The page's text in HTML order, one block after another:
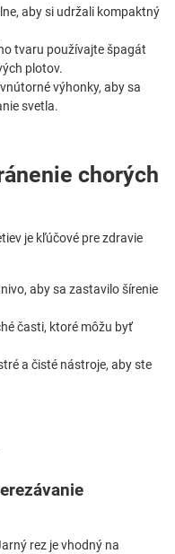
aby si udržali kompaktný
tvaru používajte špagát
plotov.
výhonky, aby sa
svetla.
chorých
je kľúčové pre zdravie
aby sa zastavilo šírenie
časti, ktoré môžu byť
a čisté nástroje, aby ste
rez je vhodný na